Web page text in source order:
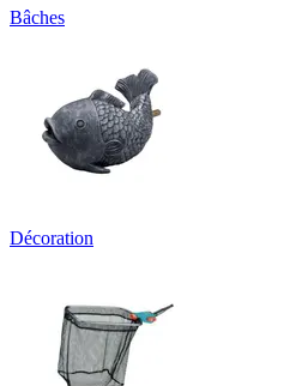
Bâches
Décoration